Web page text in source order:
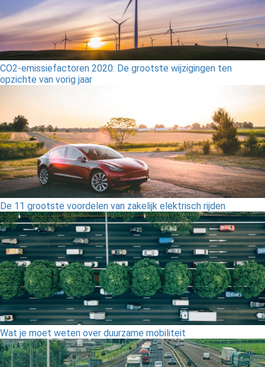
CO2-emissiefactoren 2020: De grootste wijzigingen ten
opzichte van vorig jaar
De 11 grootste voordelen van zakelijk elektrisch rijden
Wat je moet weten over duurzame mobiliteit